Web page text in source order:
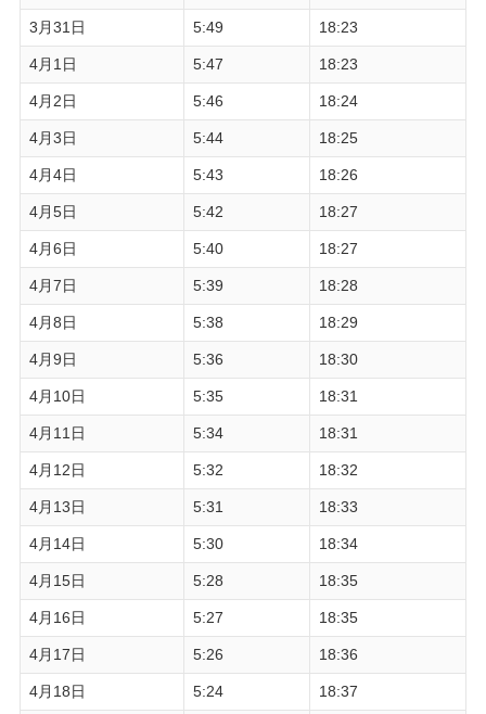
3月31日 5:49 18:23
4月1日 5:47 18:23
4月2日 5:46 18:24
4月3日 5:44 18:25
4月4日 5:43 18:26
4月5日 5:42 18:27
4月6日 5:40 18:27
4月7日 5:39 18:28
4月8日 5:38 18:29
4月9日 5:36 18:30
4月10日 5:35 18:31
4月11日 5:34 18:31
4月12日 5:32 18:32
4月13日 5:31 18:33
4月14日 5:30 18:34
4月15日 5:28 18:35
4月16日 5:27 18:35
4月17日 5:26 18:36
4月18日 5:24 18:37